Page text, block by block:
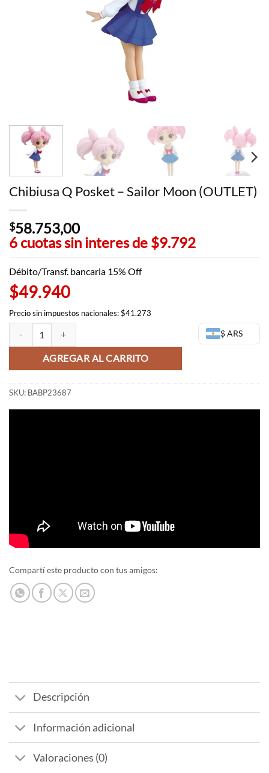
Chibiusa Q Posket – Sailor Moon (OUTLET)
$58.753,00
6 cuotas sin interes de $9.792
Débito/Transf. bancaria 15% Off
$49.940
Precio sin impuestos nacionales: $41.273
$ ARS
Chibiusa Q Posket - Sailor Moon (OUTLET) cantidad
AGREGAR AL CARRITO
SKU: BABP23687
Compartí este producto con tus amigos:
Descripción
Información adicional
Valoraciones (0)